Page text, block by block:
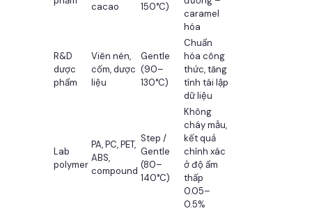
cacao
150°C)
caramel
hóa
R&D
dược
phẩm
Viên nén,
cốm, dược
liệu
Gentle
(90–
130°C)
Chuẩn
hóa công
thức, tăng
tính tái lập
dữ liệu
Lab
polymer
PA, PC, PET,
ABS,
compound
Step /
Gentle
(80–
140°C)
Không
cháy mẫu,
kết quả
chính xác
ở độ ẩm
thấp
0.05–
0.5%